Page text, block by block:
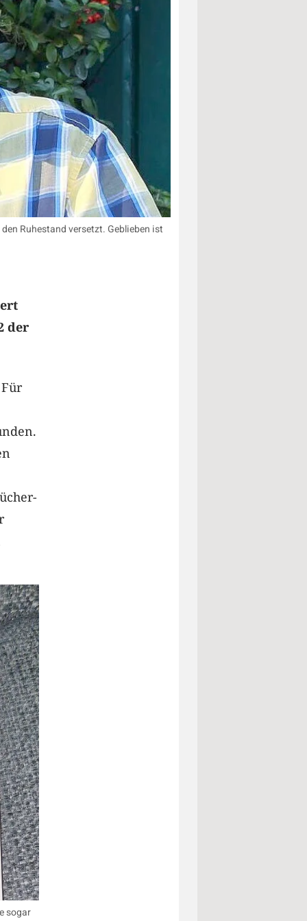
Ruhestand versetzt. Geblieben ist
der
sogar